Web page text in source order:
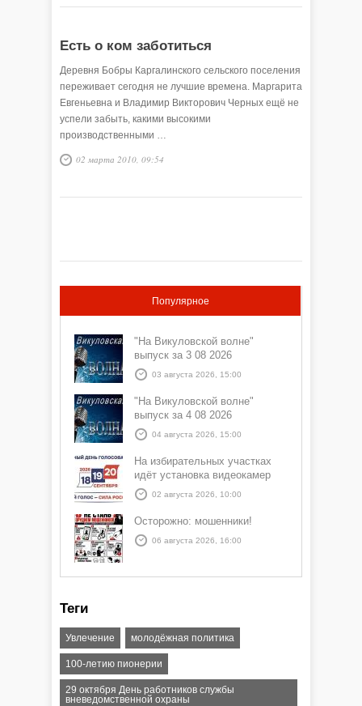
Есть о ком заботиться
Деревня Бобры Каргалинского сельского поселения
переживает сегодня не лучшие времена. Маргарита
Евгеньевна и Владимир Викторович Черных ещё не
успели забыть, какими высокими
производственными …
02 марта 2010, 09:54
Популярное
"На Викуловской волне"
выпуск за 3 08 2026
03 августа 2026, 15:00
"На Викуловской волне"
выпуск за 4 08 2026
04 августа 2026, 15:00
На избирательных участках
идёт установка видеокамер
02 августа 2026, 10:00
Осторожно: мошенники!
06 августа 2026, 16:00
Теги
Увлечение молодёжная политика
100-летию пионерии
29 октября День работников службы
вневедомственной охраны